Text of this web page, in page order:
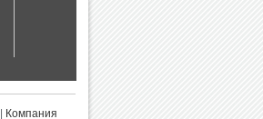
Компания